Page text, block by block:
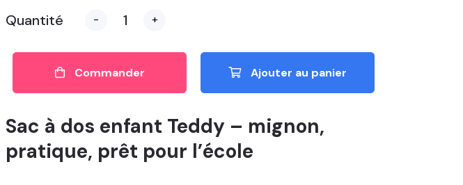
Quantité - +
Commander Ajouter au panier
Sac à dos enfant Teddy – mignon,
pratique, prêt pour l’école